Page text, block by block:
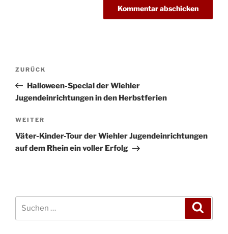
Beitragsnavigation
Vorheriger
Beitrag
ZURÜCK
Halloween-Special der Wiehler
Jugendeinrichtungen in den Herbstferien
Nächster
Beitrag
WEITER
Väter-Kinder-Tour der Wiehler Jugendeinrichtungen
auf dem Rhein ein voller Erfolg